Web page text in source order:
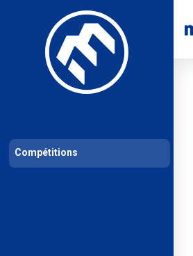
Les compétitions Calendrier de compétitions
Compétitions